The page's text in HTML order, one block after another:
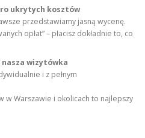
ukrytych kosztów
przedstawiamy jasną wycenę.
opłat” – płacisz dokładnie to, co
wizytówka
i z pełnym
w Warszawie i okolicach to najlepszy